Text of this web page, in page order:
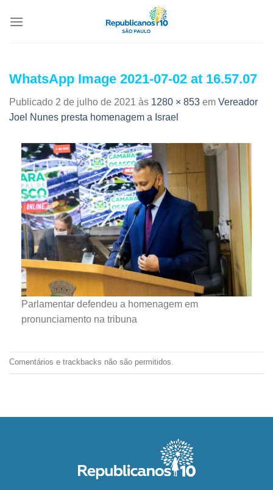
WhatsApp Image 2021-07-02 at 16.57.07
Publicado 2 de julho de 2021 às 1280 × 853 em Vereador
Joel Nunes presta homenagem a Israel
Parlamentar defendeu a homenagem em
pronunciamento na tribuna
Comentários e trackbacks não são permitidos.